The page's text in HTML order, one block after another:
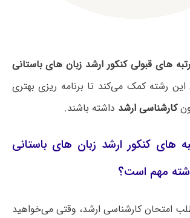
های قبولی کنکور ارشد زبان های باستانی
این رشته کمک می‌کند تا برنامه ریزی بهتری
کارشناسی ارشد داشته باشند.
های کنکور ارشد زبان های باستانی
مهم است؟
امتحان کارشناسی ارشد، وقتی می‌خواهید